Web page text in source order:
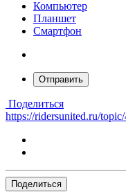
Компьютер
Планшет
Смартфон
Отправить
Поделиться
https://ridersunited.ru/
Поделиться